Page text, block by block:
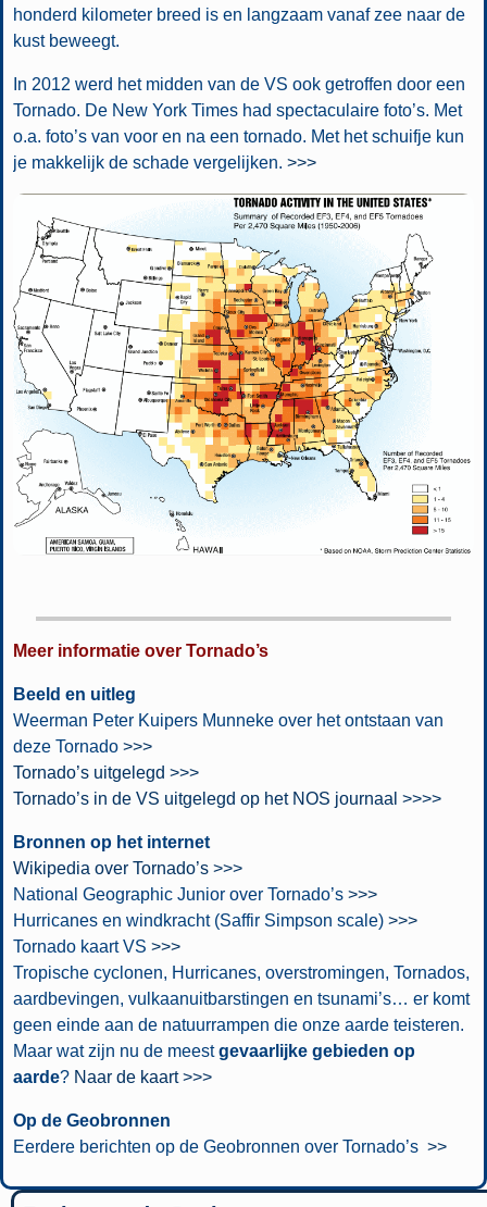
honderd kilometer breed is en langzaam vanaf zee naar de
kust beweegt.
In 2012 werd het midden van de VS ook getroffen door een
Tornado. De New York Times had spectaculaire foto’s. Met
o.a. foto’s van voor en na een tornado. Met het schuifje kun
je makkelijk de schade vergelijken. >>>
Meer informatie over Tornado’s
Beeld en uitleg
Weerman Peter Kuipers Munneke over het ontstaan van
deze Tornado>>>
Tornado’s uitgelegd >>>
Tornado’s in de VS uitgelegd op het NOS journaal >>>>
Bronnen op het internet
Wikipedia over Tornado’s >>>
National Geographic Junior over Tornado’s >>>
Hurricanes en windkracht (Saffir Simpson scale) >>>
Tornado kaart VS >>>
Tropische cyclonen, Hurricanes, overstromingen, Tornados,
aardbevingen, vulkaanuitbarstingen en tsunami’s… er komt
geen einde aan de natuurrampen die onze aarde teisteren.
Maar wat zijn nu de meestgevaarlijke gebieden op
aarde? Naar de kaart >>>
Op de Geobronnen
Eerdere berichten op de Geobronnen over Tornado’s >>